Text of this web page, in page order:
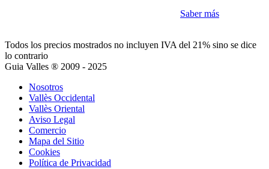
Saber más
Todos los precios mostrados no incluyen IVA del 21% sino se dice
lo contrario
Guia Valles ® 2009 - 2025
Nosotros
Vallès Occidental
Vallès Oriental
Aviso Legal
Comercio
Mapa del Sitio
Cookies
Política de Privacidad